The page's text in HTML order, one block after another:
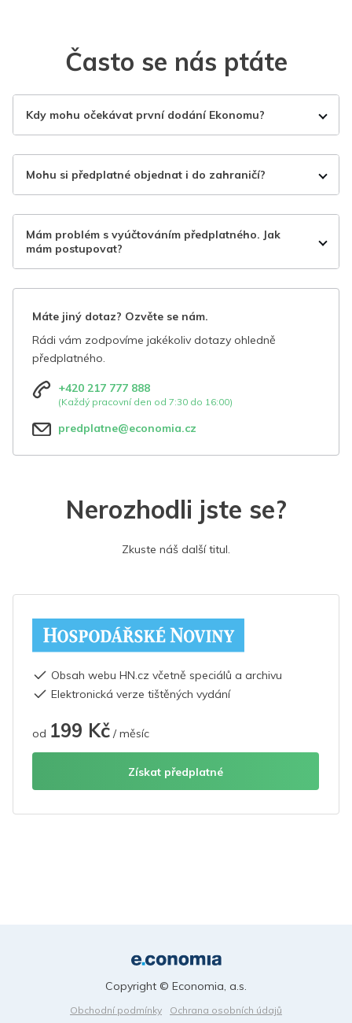
Často se nás ptáte
Kdy mohu očekávat první dodání Ekonomu?
Mohu si předplatné objednat i do zahraničí?
Mám problém s vyúčtováním předplatného. Jak
mám postupovat?
Máte jiný dotaz? Ozvěte se nám.
Rádi vám zodpovíme jakékoliv dotazy ohledně
předplatného.
+420 217 777 888
(Každý pracovní den od 7:30 do 16:00)
predplatne@economia.cz
Nerozhodli jste se?
Zkuste náš další titul.
Obsah webu HN.cz včetně speciálů a archivu
Elektronická verze tištěných vydání
od 199 Kč / měsíc
Získat předplatné
Obchodní podmínky
Ochrana osobních údajů
Copyright © Economia, a.s.